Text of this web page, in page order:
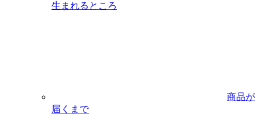
生まれるところ
商品が
届くまで